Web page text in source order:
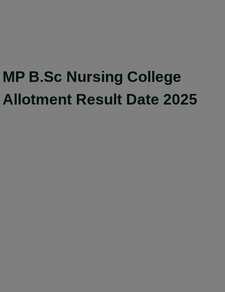
MP B.Sc Nursing College
Allotment Result Date 2025